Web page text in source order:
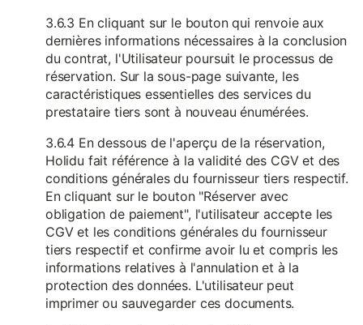
3.6.3 En cliquant sur le bouton qui renvoie aux
dernières informations nécessaires à la conclusion
du contrat, l'Utilisateur poursuit le processus de
réservation. Sur la sous-page suivante, les
caractéristiques essentielles des services du
prestataire tiers sont à nouveau énumérées.
3.6.4 En dessous de l'aperçu de la réservation,
Holidu fait référence à la validité des CGV et des
conditions générales du fournisseur tiers respectif.
En cliquant sur le bouton "Réserver avec
obligation de paiement", l'utilisateur accepte les
CGV et les conditions générales du fournisseur
tiers respectif et confirme avoir lu et compris les
informations relatives à l'annulation et à la
protection des données. L'utilisateur peut
imprimer ou sauvegarder ces documents.